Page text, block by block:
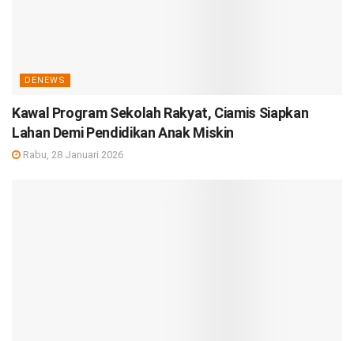
DENEWS
Kawal Program Sekolah Rakyat, Ciamis Siapkan
Lahan Demi Pendidikan Anak Miskin
Rabu, 28 Januari 2026